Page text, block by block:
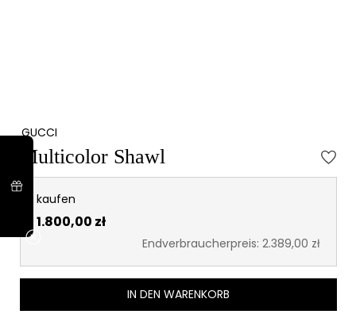
GUCCI
Multicolor Shawl
kaufen
1.800,00 zł
Endverbraucherpreis: 2.389,00 zł
IN DEN WARENKORB